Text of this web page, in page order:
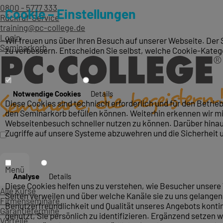
0800 - 5777 333
Rückruf-Service
training@pc-college.de
Login
Seminarkorb
Menü
Alle Kurse
Firmenseminare
Garantietermine
Vorteile
Cookie – Einstellungen
Wir freuen uns über Ihren Besuch auf unserer Webseite.
zu verbessern. Entscheiden Sie selbst, welche Cookie-
Notwendige Cookies Details
Diese Cookies sind technisch erforderlich und für den
den Seminarkorb befüllen können. Weiterhin erkennen wir
Webseitenbesuch schneller nutzen zu können. Darüber
Zugriffe auf unsere Systeme abzuwehren und die Sicherheit
Analyse Details
Diese Cookies helfen uns zu verstehen, wie Besucher
Seiten verweilen und über welche Kanäle sie zu uns
Benutzerfreundlichkeit und Qualität unseres Angebots
genutzt, Sie persönlich zu identifizieren. Ergänzend